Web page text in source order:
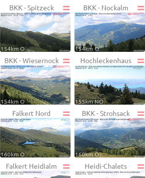
BKK - Spitzeck
154km O
BKK - Nockalm
154km O
BKK - Wiesernock
154km O
Hochleckenhaus
155km NO
Falkert Nord
160km O
BKK - Strohsack
160km O
Falkert Heidialm Heidi-Chalets